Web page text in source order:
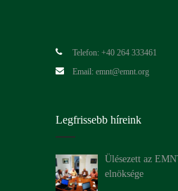
Telefon: +40 264 333461
Email: emnt@emnt.org
Legfrissebb híreink
Ülésezett az
elnöksége